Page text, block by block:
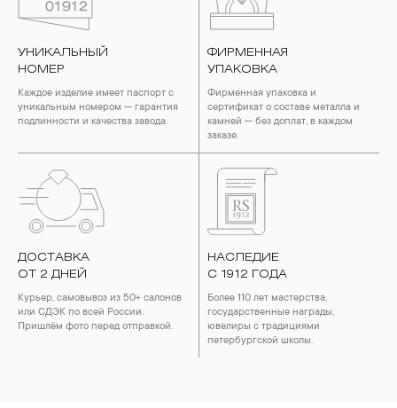
УНИКАЛЬНЫЙ
НОМЕР
Каждое изделие имеет паспорт с
уникальным номером — гарантия
подлинности и качества завода.
ФИРМЕННАЯ
УПАКОВКА
Фирменная упаковка и
сертификат о составе металла и
камней — без доплат, в каждом
заказе.
ДОСТАВКА
ОТ 2 ДНЕЙ
Курьер, самовывоз из 50+ салонов
или СДЭК по всей России.
Пришлём фото перед отправкой.
НАСЛЕДИЕ
С 1912 ГОДА
Более 110 лет мастерства,
государственные награды,
ювелиры с традициями
петербургской школы.